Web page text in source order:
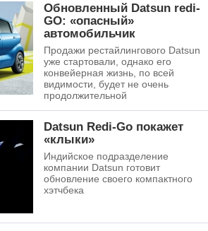
Обновленный Datsun redi-
GO: «опасный»
автомобильчик
Продажи рестайлингового Datsun
уже стартовали, однако его
конвейерная жизнь, по всей
видимости, будет не очень
продолжительной
Datsun Redi-Go покажет
«клыки»
Индийское подразделение
компании Datsun готовит
обновление своего компактного
хэтчбека